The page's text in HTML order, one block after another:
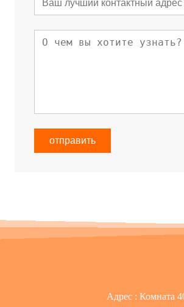
отправить
Адрес : Комната